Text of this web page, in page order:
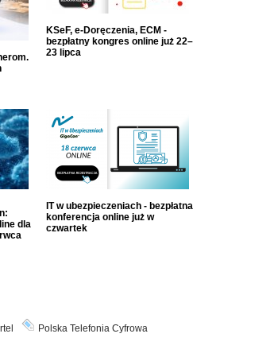
KSeF, e-Doręczenia, ECM -
bezpłatny kongres online już 22–
23 lipca
dla
IT w ubezpieczeniach - bezpłatna
konferencja online już w
czwartek
Polska Telefonia Cyfrowa